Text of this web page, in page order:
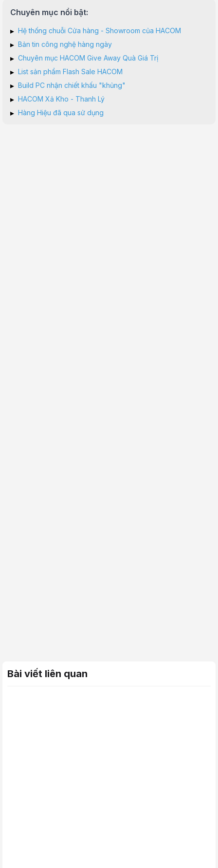
Chuyên mục nổi bật:
▸ Hệ thống chuỗi Cửa hàng - Showroom của HACOM
▸ Bản tin công nghệ hàng ngày
▸ Chuyên mục HACOM Give Away Quà Giá Trị
▸ List sản phẩm Flash Sale HACOM
▸ Build PC nhận chiết khấu "khủng"
▸ HACOM Xả Kho - Thanh Lý
▸ Hàng Hiệu đã qua sử dụng
Bài viết liên quan